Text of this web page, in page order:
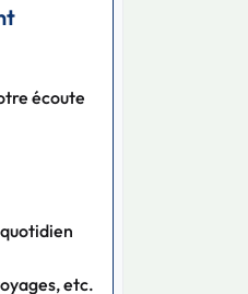
écoute
etc.